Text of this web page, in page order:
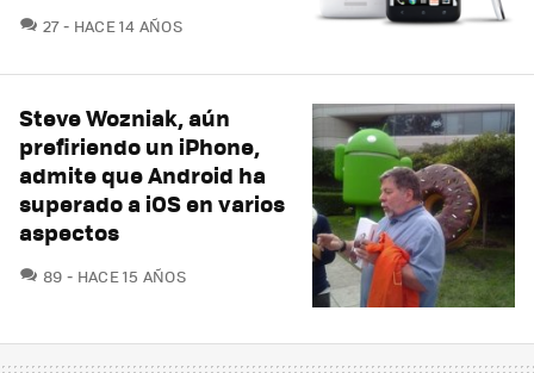
27COMENTARIOS
HACE 14 AÑOS
Steve Wozniak, aún
prefiriendo un iPhone,
admite que Android ha
superado a iOS en varios
aspectos
89 COMENTARIOS
HACE 15 AÑOS